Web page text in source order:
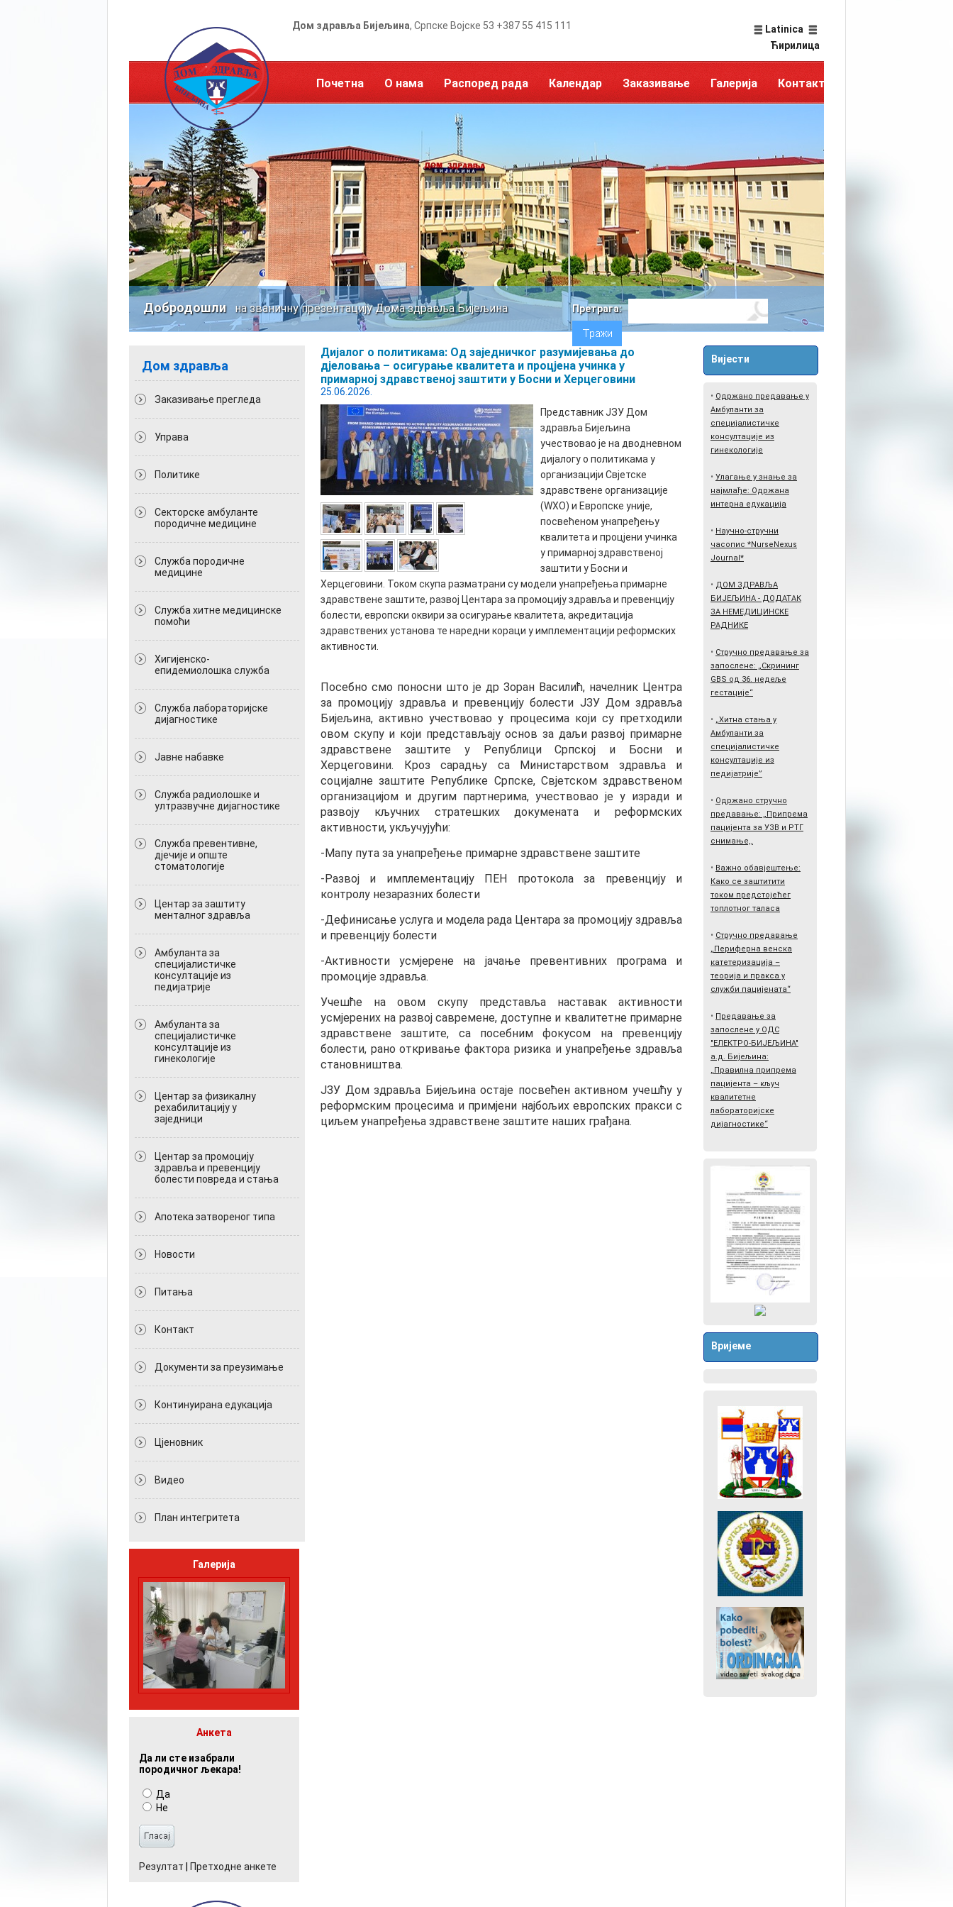
Дом здравља Бијељина, Српске Војске 53 +387 55 415 111
Latinica
Ћирилица
Почетна О нама Распоред рада Календар Заказивање Галерија Контакт
Добродошлина званичну презентацију Дома здравља Бијељина Претрага:
Дом здравља
Заказивање прегледа
Управа
Политикe
Секторске амбуланте
породичне медицине
Служба породичне
медицине
Служба хитне медицинске
помоћи
Хигијенско-
епидемиолошка служба
Служба лабораторијске
дијагностике
Јавне набавке
Служба радиолошке и
ултразвучне дијагностике
Служба превентивне,
дјечије и опште
стоматологије
Центар за заштиту
менталног здравља
Амбуланта за
специјалистичке
консултације из
педијатрије
Амбуланта за
специјалистичке
консултације из
гинекологије
Центар за физикалну
рехабилитацију у
заједници
Центар за промоцију
здравља и превенцију
болести повреда и стања
Апотека затвореног типа
Новости
Питања
Контакт
Документи за преузимање
Континуирана едукација
Цјеновник
Видео
План интегритета
Галерија
Анкета
Да ли сте изабрали
породичног љекара!
Да
Не
Резултат Претходне анкете
Дијалог о политикама: Од заједничког разумијевања до
дјеловања – осигурање квалитета и процјена учинка у
примарној здравственој заштити у Босни и Херцеговини
25.06.2026.
Представник ЈЗУ Дом
здравља Бијељина
учествовао је на дводневном
дијалогу о политикама у
организацији Свјетске
здравствене организације
(WХО) и Европске уније,
посвећеном унапређењу
квалитета и процјени учинка
у примарној здравственој
заштити у Босни и
Херцеговини. Током скупа разматрани су модели унапређења примарне
здравствене заштите, развој Центара за промоцију здравља и превенцију
болести, европски оквири за осигурање квалитета, акредитација
здравствених установа те наредни кораци у имплементацији реформских
активности.
Посебно смо поносни што је др Зоран Василић, начелник Центра
за промоцију здравља и превенцију болести ЈЗУ Дом здравља
Бијељина, активно учествовао у процесима који су претходили
овом скупу и који представљају основ за даљи развој примарне
здравствене заштите у Републици Српској и Босни и
Херцеговини. Кроз сарадњу са Министарством здравља и
социјалне заштите Републике Српске, Свјетском здравственом
организацијом и другим партнерима, учествовао је у изради и
развоју кључних стратешких докумената и реформских
активности, укључујући:
-Мапу пута за унапређење примарне здравствене заштите
-Развој и имплементацију ПЕН протокола за превенцију и
контролу незаразних болести
-Дефинисање услуга и модела рада Центара за промоцију здравља
и превенцију болести
-Активности усмјерене на јачање превентивних програма и
промоције здравља.
Учешће на овом скупу представља наставак активности
усмјерених на развој савремене, доступне и квалитетне примарне
здравствене заштите, са посебним фокусом на превенцију
болести, рано откривање фактора ризика и унапређење здравља
становништва.
ЈЗУ Дом здравља Бијељина остаје посвећен активном учешћу у
реформским процесима и примјени најбољих европских пракси с
циљем унапређења здравствене заштите наших грађана.
Вијести
• Одржано предавање у
Амбуланти за
специјалистичке
консултације из
гинекологије
• Улагање у знање за
најмлађе: Одржана
интерна едукација
• Научно-стручни
часопис *NurseNexus
Journal*
• ДОМ ЗДРАВЉА
БИЈЕЉИНА - ДОДАТАК
ЗА НЕМЕДИЦИНСКЕ
РАДНИКЕ
• Стручно предавање за
запослене: „Скрининг
GBS од 36. недеље
гестације“
• „Хитна стања у
Амбуланти за
специјалистичке
консултације из
педијатрије”
• Одржано стручно
предавање: „Припрема
пацијента за УЗВ и РТГ
снимање,,
• Важно обавјештење:
Како се заштитити
током предстојећег
топлотног таласа
• Стручно предавање
„Периферна венска
катетеризација –
теорија и пракса у
служби пацијената“
• Предавање за
запослене у ОДС
"ЕЛЕКТРО-БИЈЕЉИНА"
а.д. Бијељина:
„Правилна припрема
пацијента – кључ
квалитетне
лабораторијске
дијагностике“
Вријеме